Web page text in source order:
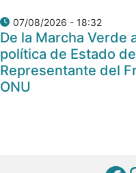
07/08/2026 - 18:32
De la Marcha Verde
política de Estado
Representante del
ONU